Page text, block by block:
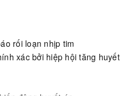
rối loạn nhịp tim
xác bởi hiệp hội tăng huyết